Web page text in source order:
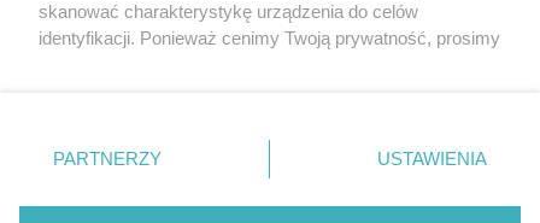
Copyright © 2022 Kurier Szczeciński sp. z o.o.
Wszelkie prawa zastrzeżone
skanować charakterystykę urządzenia do celów
identyfikacji. Ponieważ cenimy Twoją prywatność, prosimy
prywatności znajdujący się w lewym dolnym rogu strony
. Niektóre rodzaje przetwarzania danych nie wymagają
PARTNERZY USTAWIENIA